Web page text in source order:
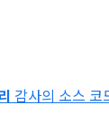
감사의 소스 코